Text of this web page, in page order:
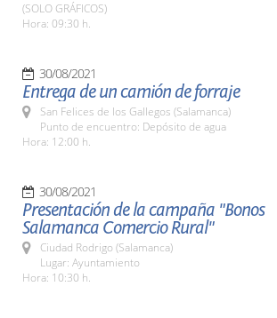
(SOLO GRÁFICOS)
Hora: 09:30 h.
30/08/2021
Entrega de un camión de forraje
San Felices de los Gallegos (Salamanca)
Punto de encuentro: Depósito de agua
Hora: 12:00 h.
30/08/2021
Presentación de la campaña "Bonos
Salamanca Comercio Rural"
Ciudad Rodrigo (Salamanca)
Lugar: Ayuntamiento
Hora: 10:30 h.